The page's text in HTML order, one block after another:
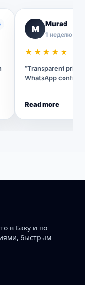
M
Murad
1 неделю
★★★★★
“Transparent
WhatsApp
Read more
в Баку и по
быстрым